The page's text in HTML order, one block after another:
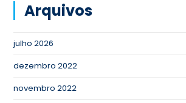
Arquivos
julho 2026
dezembro 2022
novembro 2022